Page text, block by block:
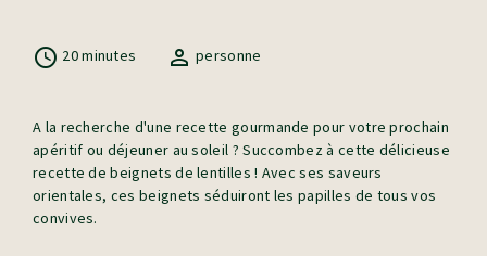
20 minutes personne
A la recherche d'une recette gourmande pour votre prochain
apéritif ou déjeuner au soleil ? Succombez à cette délicieuse
recette de beignets de lentilles ! Avec ses saveurs
orientales, ces beignets séduiront les papilles de tous vos
convives.